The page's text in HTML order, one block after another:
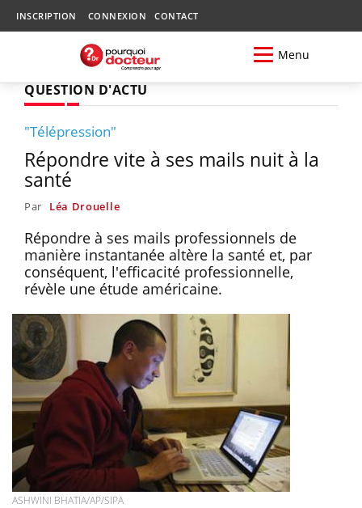
INSCRIPTION CONNEXION CONTACT
Menu
QUESTION D'ACTU
"Télépression"
Répondre vite à ses mails nuit à la
santé
Par Léa Drouelle
Répondre à ses mails professionnels de
manière instantanée altère la santé et, par
conséquent, l'efficacité professionnelle,
révèle une étude américaine.
ASHWINI BHATIA/AP/SIPA